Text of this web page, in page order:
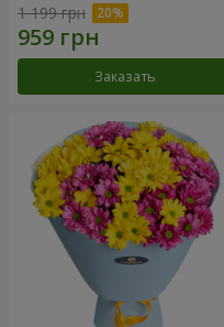
1 199 грн
Заказать